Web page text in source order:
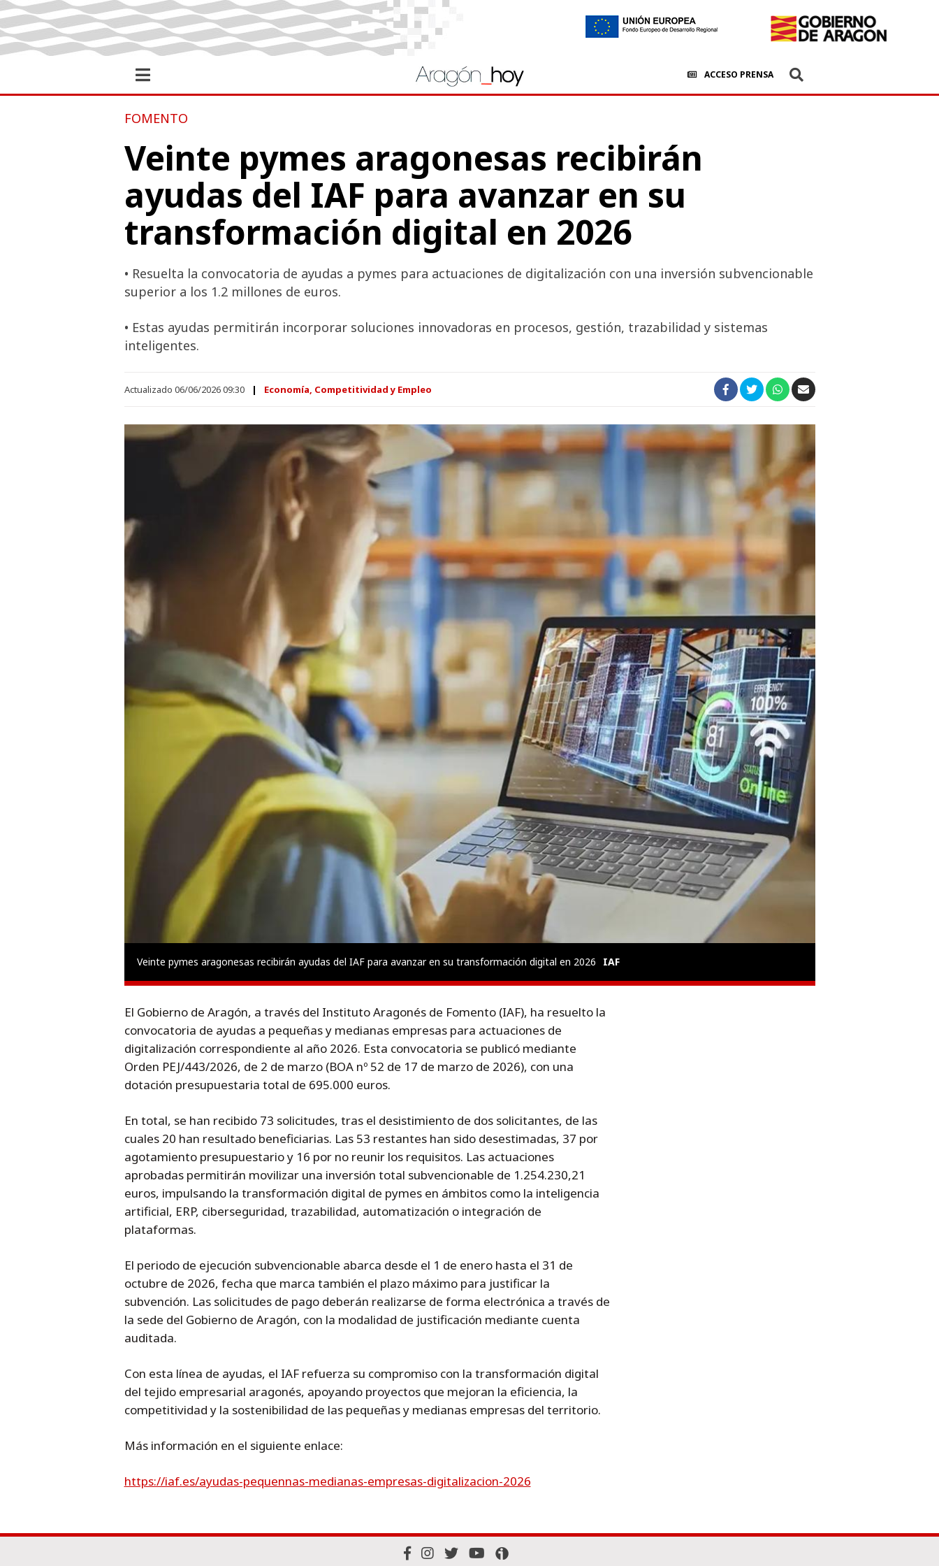
ACCESO PRENSA
FOMENTO
Veinte pymes aragonesas recibirán
ayudas del IAF para avanzar en su
transformación digital en 2026
• Resuelta la convocatoria de ayudas a pymes para actuaciones de digitalización con una inversión subvencionable
superior a los 1.2 millones de euros.
• Estas ayudas permitirán incorporar soluciones innovadoras en procesos, gestión, trazabilidad y sistemas
inteligentes.
Actualizado 06/06/2026 09:30 Economía, Competitividad y Empleo
Veinte pymes aragonesas recibirán ayudas del IAF para avanzar en su transformación digital en 2026 IAF
El Gobierno de Aragón, a través del Instituto Aragonés de Fomento (IAF), ha resuelto la
convocatoria de ayudas a pequeñas y medianas empresas para actuaciones de
digitalización correspondiente al año 2026. Esta convocatoria se publicó mediante
Orden PEJ/443/2026, de 2 de marzo (BOA nº 52 de 17 de marzo de 2026), con una
dotación presupuestaria total de 695.000 euros.
En total, se han recibido 73 solicitudes, tras el desistimiento de dos solicitantes, de las
cuales 20 han resultado beneficiarias. Las 53 restantes han sido desestimadas, 37 por
agotamiento presupuestario y 16 por no reunir los requisitos. Las actuaciones
aprobadas permitirán movilizar una inversión total subvencionable de 1.254.230,21
euros, impulsando la transformación digital de pymes en ámbitos como la inteligencia
artificial, ERP, ciberseguridad, trazabilidad, automatización o integración de
plataformas.
El periodo de ejecución subvencionable abarca desde el 1 de enero hasta el 31 de
octubre de 2026, fecha que marca también el plazo máximo para justificar la
subvención. Las solicitudes de pago deberán realizarse de forma electrónica a través de
la sede del Gobierno de Aragón, con la modalidad de justificación mediante cuenta
auditada.
Con esta línea de ayudas, el IAF refuerza su compromiso con la transformación digital
del tejido empresarial aragonés, apoyando proyectos que mejoran la eficiencia, la
competitividad y la sostenibilidad de las pequeñas y medianas empresas del territorio.
Más información en el siguiente enlace:
https://iaf.es/ayudas-pequennas-medianas-empresas-digitalizacion-2026